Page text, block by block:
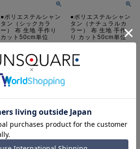
●ポリエステルシャン
タン（シックカラ
ー） 布 生地 手作り
カット50cm単位
在庫切れ
詳細を見る
●ポリエステルシャン
タン（ナチュラルカ
ラー） 布 生地 手作
り カット50cm単位
詳細を見る